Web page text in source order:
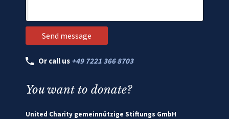
Or call us +49 7221 366 8703
You want to donate?
United Charity gemeinnützige Stiftungs GmbH